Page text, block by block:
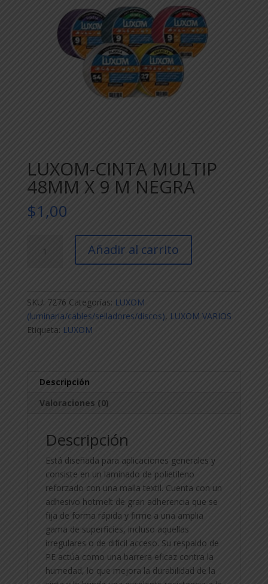
LUXOM-CINTA MULTIP
48MM X 9 M NEGRA
$1,00
CINTA
M
NEGRA
Añadir al carrito
SKU: 7276 Categorías: LUXOM
(luminaria/cables/selladores/discos), LUXOM VARIOS
Etiqueta: LUXOM
Descripción
Valoraciones (0)
Descripción
Está diseñada para aplicaciones generales y
consiste en un laminado de polietileno
reforzado con una malla textil. Cuenta con un
adhesivo hotmelt de gran adherencia que se
fija de forma rápida y firme a una amplia
gama de superficies, incluso aquellas
irregulares o de difícil acceso. Su respaldo de
PE actúa como una barrera eficaz contra la
humedad, lo que mejora la durabilidad de la